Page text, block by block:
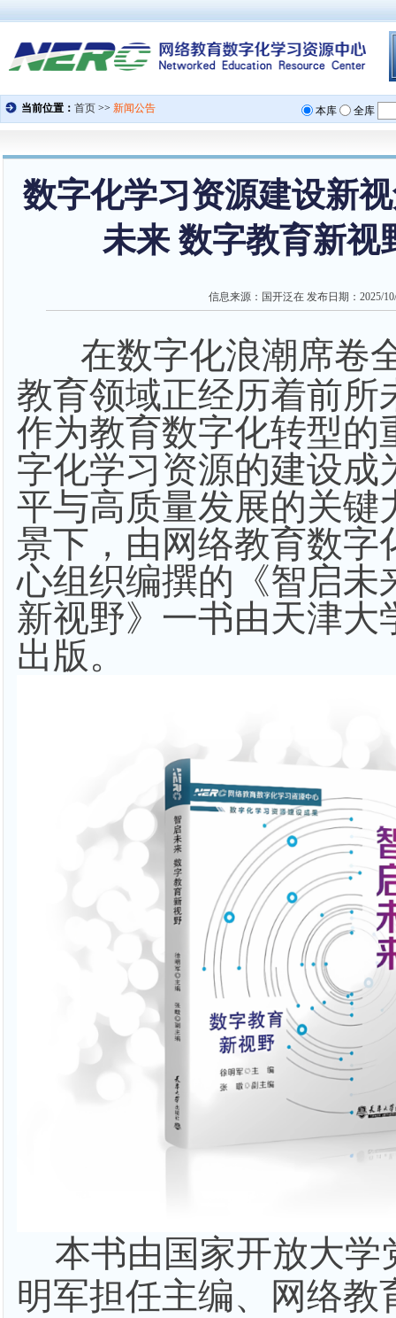
数字化学习资源建设新
未来 数字教育新视
信息来源： 国开泛在 发布日期： 2025/
在数字化浪潮席卷
教育领域正经历着前所
作为教育数字化转型的
字化学习资源的建设成
平与高质量发展的关键
景下，由网络教育数字
心组织编撰的《智启未
新视野》一书由天津大
出版。
本书由国家开放大学
明军担任主编、网络教